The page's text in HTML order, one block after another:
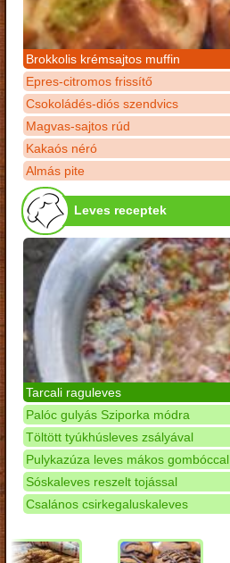
Brokkolis krémsajtos muffin
Epres-citromos frissítő
Csokoládés-diós szendvics
Magvas-sajtos rúd
Kakaós néró
Almás pite
Leves receptek
Tarcali raguleves
Palóc gulyás Sziporka módra
Töltött tyúkhúsleves zsályával
Pulykazúza leves mákos gombóccal
Sóskaleves reszelt tojással
Csalános csirkegaluskaleves